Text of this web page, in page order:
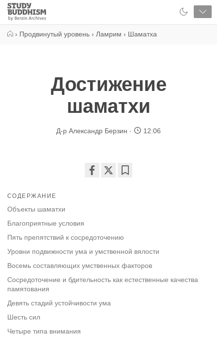
Close
Study
Buddhism
› Продвинутый уровень › Ламрим › Шаматха
Достижение
шаматхи
Д-р Александр Берзин 12:06
СОДЕРЖАНИЕ
Объекты шаматхи
Благоприятные условия
Пять препятствий к сосредоточению
Уровни подвижности ума и умственной вялости
Восемь составляющих умственных факторов
Сосредоточение и бдительность как естественные качества
памятования
Девять стадий устойчивости ума
Шесть сил
Четыре типа внимания